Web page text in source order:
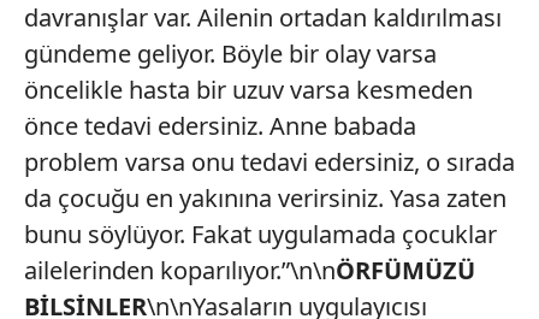
davranışlar var. Ailenin ortadan kaldırılması
gündeme geliyor. Böyle bir olay varsa
öncelikle hasta bir uzuv varsa kesmeden
önce tedavi edersiniz. Anne babada
problem varsa onu tedavi edersiniz, o sırada
da çocuğu en yakınına verirsiniz. Yasa zaten
bunu söylüyor. Fakat uygulamada çocuklar
ailelerinden koparılıyor.”\n\nÖRFÜMÜZÜ
BİLSİNLER\n\nYasaların uygulayıcısı